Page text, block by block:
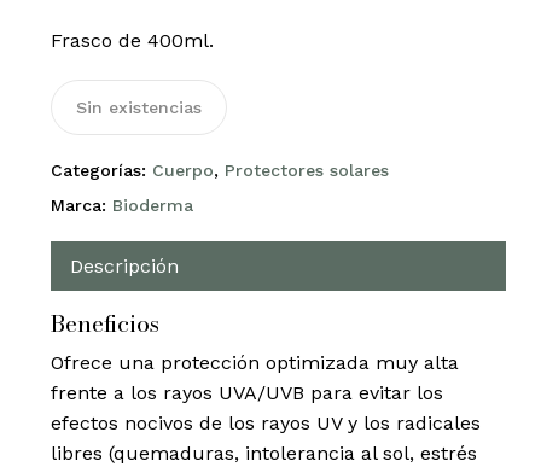
Frasco de 400ml.
Sin existencias
Categorías: Cuerpo, Protectores solares
Marca: Bioderma
Descripción
Beneficios
Ofrece una protección optimizada muy alta
frente a los rayos UVA/UVB para evitar los
efectos nocivos de los rayos UV y los radicales
libres (quemaduras, intolerancia al sol, estrés